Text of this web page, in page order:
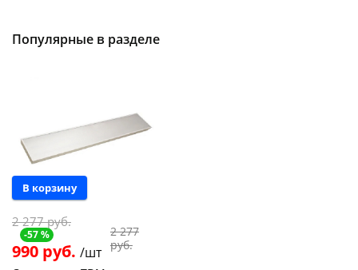
Популярные в разделе
В корзину
2 277 руб.
-57 %
990 руб. /шт
2 277
руб.